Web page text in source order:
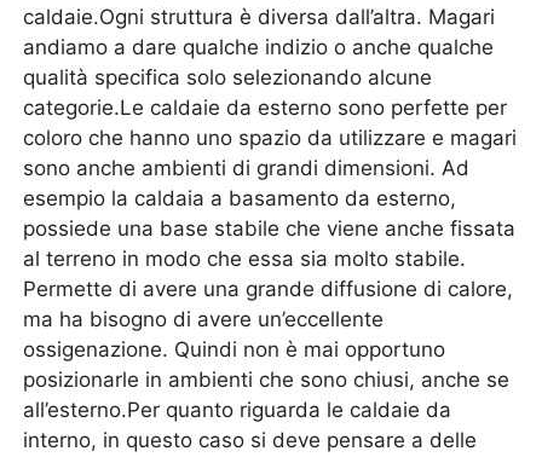
caldaie.Ogni struttura è diversa dall’altra. Magari
andiamo a dare qualche indizio o anche qualche
qualità specifica solo selezionando alcune
categorie.Le caldaie da esterno sono perfette per
coloro che hanno uno spazio da utilizzare e magari
sono anche ambienti di grandi dimensioni. Ad
esempio la caldaia a basamento da esterno,
possiede una base stabile che viene anche fissata
al terreno in modo che essa sia molto stabile.
Permette di avere una grande diffusione di calore,
ma ha bisogno di avere un’eccellente
ossigenazione. Quindi non è mai opportuno
posizionarle in ambienti che sono chiusi, anche se
all’esterno.Per quanto riguarda le caldaie da
interno, in questo caso si deve pensare a delle